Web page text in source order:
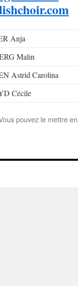
Anja
Malin
Astrid Carolina
Cécile
pouvez le mettre